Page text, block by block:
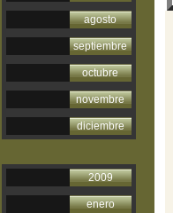
agosto
septiembre
octubre
novembre
diciembre
2009
enero